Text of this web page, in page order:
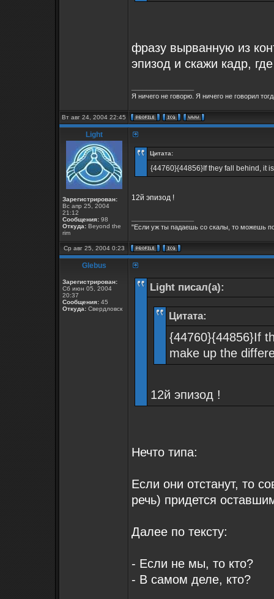
фразу вырванную из
эпизод и скажи кадр,
Я ничего не говорю. Я ничего не говорил
Вт авг 24, 2004 22:45
Light
Зарегистрирован:
Вс апр 25, 2004
21:12
Сообщения: 98
Откуда: Beyond the
rim
Цитата:
{44760}{44856}If they fall behind, it
12й эпизод !
"Если уж ты падаешь со скалы, то можешь
Ср авг 25, 2004 0:23
Glebus
Зарегистрирован:
Сб июн 05, 2004
20:37
Сообщения: 45
Откуда: Свердловск
Light писал(а):
Цитата:
{44760}{44856}If
make up the
12й эпизод !
Нечто типа:
Если они отстанут, то
речь) придется
Далее по тексту:
- Если не мы, то кто?
- В самом деле, кто?